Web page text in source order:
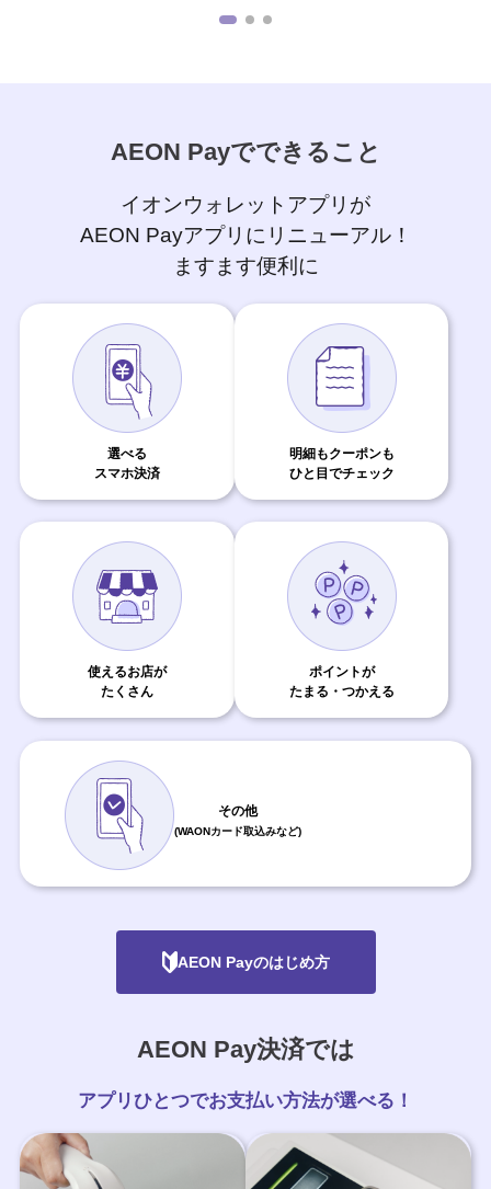
AEON Payでできること
イオンウォレットアプリが
AEON Payアプリにリニューアル！
ますます便利に
選べる
スマホ決済
明細もクーポンも
ひと目でチェック
使えるお店が
たくさん
ポイントが
たまる・つかえる
その他
(WAONカード取込みなど)
AEON Payのはじめ方
AEON Pay決済では
アプリひとつでお支払い方法が選べる！